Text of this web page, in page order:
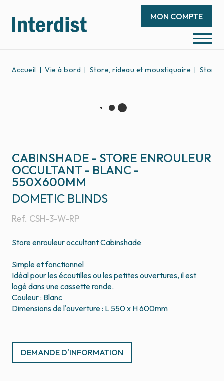
MON COMPTE
Accueil Vie à bord Store, rideau et moustiquaire Store
CABINSHADE - STORE ENROULEUR
OCCULTANT - BLANC -
550X600MM
Ref. CSH-3-W-RP
DOMETIC BLINDS
Store enrouleur occultant Cabinshade
Simple et fonctionnel
Idéal pour les écoutilles ou les petites ouvertures, il est
logé dans une cassette ronde.
Couleur : Blanc
Dimensions de l'ouverture : L 550 x H 600mm
DEMANDE D'INFORMATION